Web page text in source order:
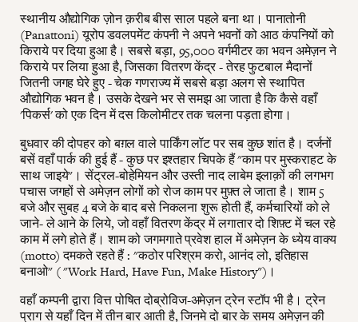
स्थानीय औद्योगिक ज़ोन क़रीब बीस साल पहले बना था। पानातोनी
(Panattoni) यूरोप डवलपमेंट कंपनी ने अपने भवनों को आठ कंपनियों को
किराये पर दिया हुआ है। सबसे बड़ा, 95,000 वर्गमीटर का भवन अमेज़न ने
किराये पर लिया हुआ है, जिसका वितरण केंद्र - तेरह फुटबाल मैदानों
जितनी जगह घेरे हुए - चेक गणराज्य में सबसे बड़ा अलग से स्थापित
औद्योगिक भवन है। उसके देखने भर से समझ आ जाता है कि कैसे वहाँ
'पिकर्स' को एक दिन में दस किलोमीटर तक चलना पड़ता होगा।
बुधवार की दोपहर को बग़ल वाले पार्किंग लॉट पर सब कुछ शांत है। दर्जनों
बसें वहाँ पार्क की हुई हैं - कुछ पर इश्तहार चिपके हैं "काम पर मुस्कराहट के
साथ जाइये"। सेंट्रल-बोहेमियन और उस्ती नाद लाबेम इलाक़ों की लगभग
पचास जगहों से अमेज़न लोगों को रोज काम पर मुफ़्त ले जाता है। शाम 5
बजे और सुबह 4 बजे के बाद बसे निकलना शुरू होती हैं, कर्मचारियों को ले
जाने- ले आने के लिये, जो वहाँ वितरण केंद्र में लगातार दो शिफ़्ट में चल रहे
काम में लगे होते हैं। शाम को जगमगाते प्रवेश हाल में अमेज़न के ध्येय वाक्य
(motto) दमकते रहते हैं : "कठोर परिश्रम करो, आनंद लो, इतिहास
बनाओ" ( "Work Hard, Have Fun, Make History")।
वहाँ कम्पनी द्वारा वित्त पोषित दोब्रोविज-अमेज़न ट्रेन स्टॉप भी है। ट्रेन
प्राग से यहाँ दिन में तीन बार आती है, जिनमे दो बार के समय अमेज़न की